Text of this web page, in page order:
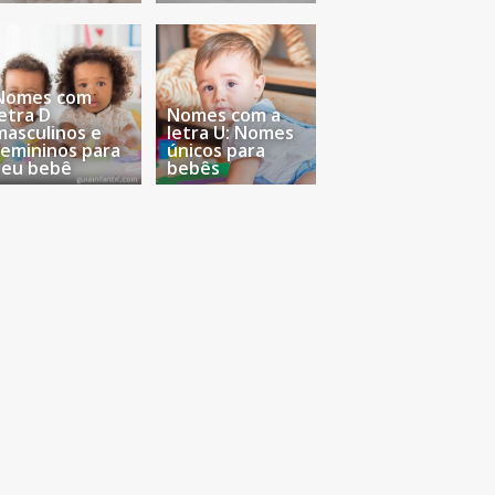
com
D
e
para
bebê
Nomes com a
letra U: Nomes
únicos para
bebês